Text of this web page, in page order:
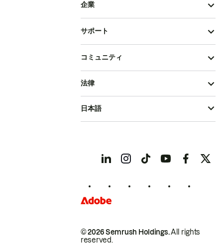
企業
サポート
コミュニティ
© 2026 Semrush Holdings.All rights
reserved.
法律
日本語